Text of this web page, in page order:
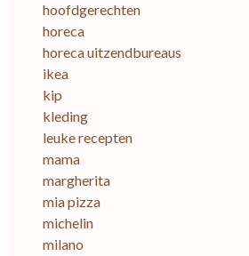
hoofdgerechten
horeca
horeca uitzendbureaus
ikea
kip
kleding
leuke recepten
mama
margherita
mia pizza
michelin
milano